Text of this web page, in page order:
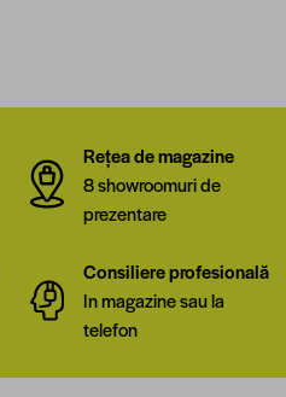
Rețea de magazine
8 showroomuri de
prezentare
Consiliere profesională
In magazine sau la
telefon